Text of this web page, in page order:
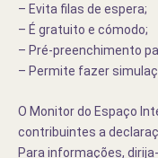
– Evita filas de espera;
– É gratuito e cómodo;
– Pré-preenchimento
– Permite fazer
O Monitor do Espaço
contribuintes a
Para informações,